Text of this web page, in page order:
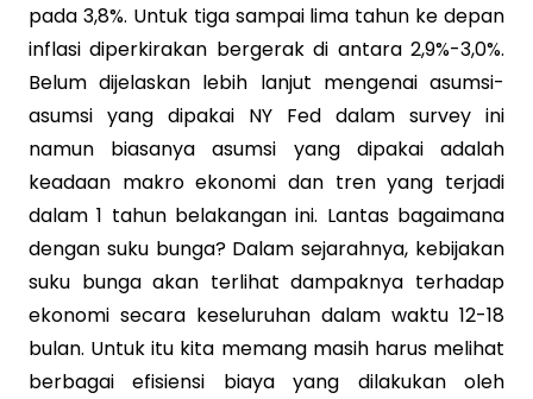
pada 3,8%. Untuk tiga sampai lima tahun ke depan
inflasi diperkirakan bergerak di antara 2,9%-3,0%.
Belum dijelaskan lebih lanjut mengenai asumsi-
asumsi yang dipakai NY Fed dalam survey ini
namun biasanya asumsi yang dipakai adalah
keadaan makro ekonomi dan tren yang terjadi
dalam 1 tahun belakangan ini. Lantas bagaimana
dengan suku bunga? Dalam sejarahnya, kebijakan
suku bunga akan terlihat dampaknya terhadap
ekonomi secara keseluruhan dalam waktu 12-18
bulan. Untuk itu kita memang masih harus melihat
berbagai efisiensi biaya yang dilakukan oleh